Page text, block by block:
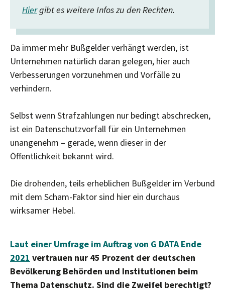
Hiergibt es weitere Infos zu den Rechten.
Da immer mehr Bußgelder verhängt werden, ist
Unternehmen natürlich daran gelegen, hier auch
Verbesserungen vorzunehmen und Vorfälle zu
verhindern.
Selbst wenn Strafzahlungen nur bedingt abschrecken,
ist ein Datenschutzvorfall für ein Unternehmen
unangenehm – gerade, wenn dieser in der
Öffentlichkeit bekannt wird.
Die drohenden, teils erheblichen Bußgelder im Verbund
mit dem Scham-Faktor sind hier ein durchaus
wirksamer Hebel.
Laut einer Umfrage im Auftrag von G DATA Ende
2021 vertrauen nur 45 Prozent der deutschen
Bevölkerung Behörden und Institutionen beim
Thema Datenschutz. Sind die Zweifel berechtigt?